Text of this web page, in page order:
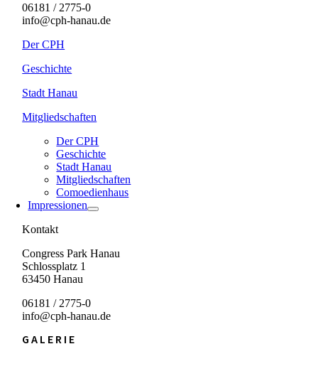
06181 / 2775-0
info@cph-hanau.de
Der CPH
Geschichte
Stadt Hanau
Mitgliedschaften
Der CPH
Geschichte
Stadt Hanau
Mitgliedschaften
Comoedienhaus
Impressionen
Kontakt
Congress Park Hanau
Schlossplatz 1
63450 Hanau
06181 / 2775-0
info@cph-hanau.de
GALERIE